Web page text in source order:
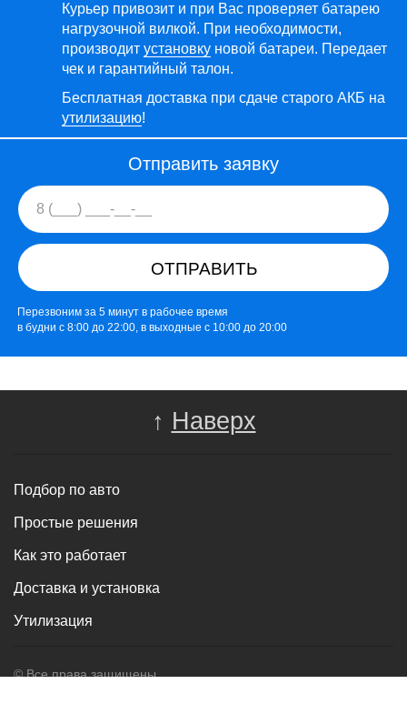
Курьер привозит и при Вас проверяет батарею
нагрузочной вилкой. При необходимости,
производит установку новой батареи. Передает
чек и гарантийный талон.
Бесплатная доставка при сдаче старого АКБ на
утилизацию!
Отправить заявку
ОТПРАВИТЬ
Перезвоним за 5 минут в рабочее время
в будни с 8:00 до 22:00, в выходные с 10:00 до 20:00
↑ Наверх
Подбор по авто
Простые решения
Как это работает
Доставка и установка
Утилизация
© Все права защищены.